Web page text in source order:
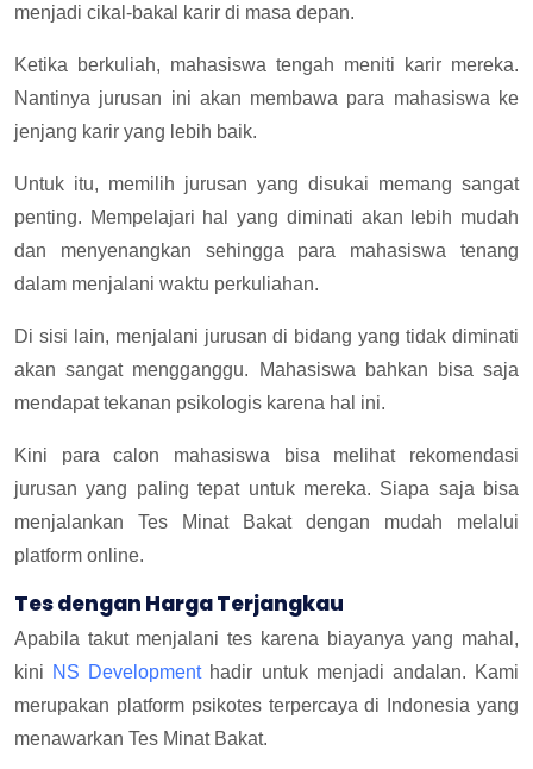
menjadi cikal-bakal karir di masa depan.
Ketika berkuliah, mahasiswa tengah meniti karir mereka.
Nantinya jurusan ini akan membawa para mahasiswa ke
jenjang karir yang lebih baik.
Untuk itu, memilih jurusan yang disukai memang sangat
penting. Mempelajari hal yang diminati akan lebih mudah
dan menyenangkan sehingga para mahasiswa tenang
dalam menjalani waktu perkuliahan.
Di sisi lain, menjalani jurusan di bidang yang tidak diminati
akan sangat mengganggu. Mahasiswa bahkan bisa saja
mendapat tekanan psikologis karena hal ini.
Kini para calon mahasiswa bisa melihat rekomendasi
jurusan yang paling tepat untuk mereka. Siapa saja bisa
menjalankan Tes Minat Bakat dengan mudah melalui
platform online.
Tes dengan Harga Terjangkau
Apabila takut menjalani tes karena biayanya yang mahal,
kini NS Developmenthadir untuk menjadi andalan. Kami
merupakan platform psikotes terpercaya di Indonesia yang
menawarkan Tes Minat Bakat.